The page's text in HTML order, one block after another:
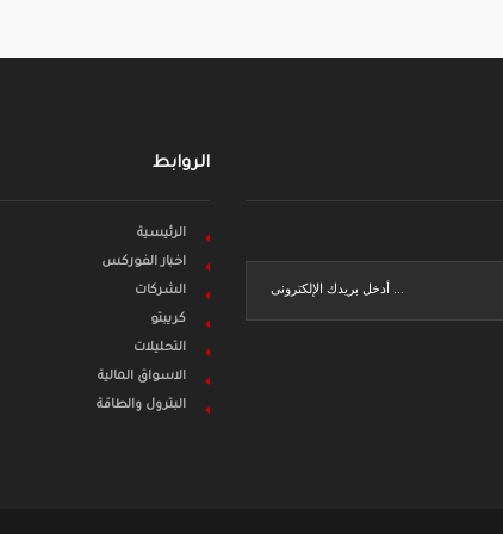
الروابط
الرئيسية
اخبار الفوركس
الشركات
كريبتو
التحليلات
الاسواق المالية
البترول والطاقة